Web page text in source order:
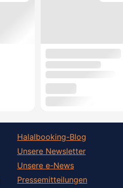
Halalbooking-Blog
Unsere Newsletter
Unsere e-News
Pressemitteilungen